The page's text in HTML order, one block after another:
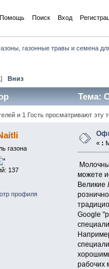
Помощь Поиск Вход
газонные травы и семена
]Вниз
Тема:
и 1 Гость просматривают эту
газона
137
« :
можете
Великие
Google
рабочих